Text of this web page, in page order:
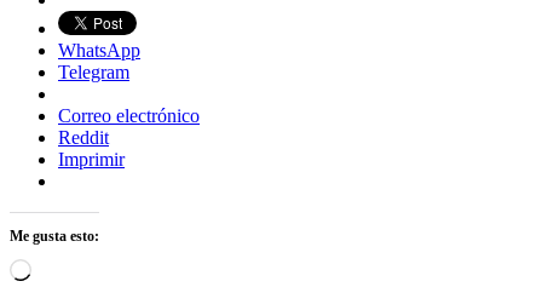
WhatsApp
Telegram
Correo electrónico
Reddit
Imprimir
Me gusta esto:
Cargando...